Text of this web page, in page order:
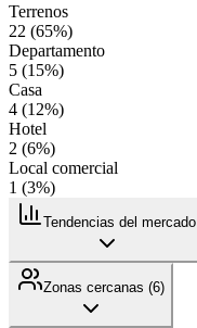
Terrenos
22 (65%)
Departamento
5 (15%)
Casa
4 (12%)
Hotel
2 (6%)
Local comercial
1 (3%)
Tendencias del mercado
Zonas cercanas (6)